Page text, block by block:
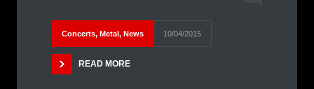
Concerts, Metal, News 10/04/2015
READ MORE